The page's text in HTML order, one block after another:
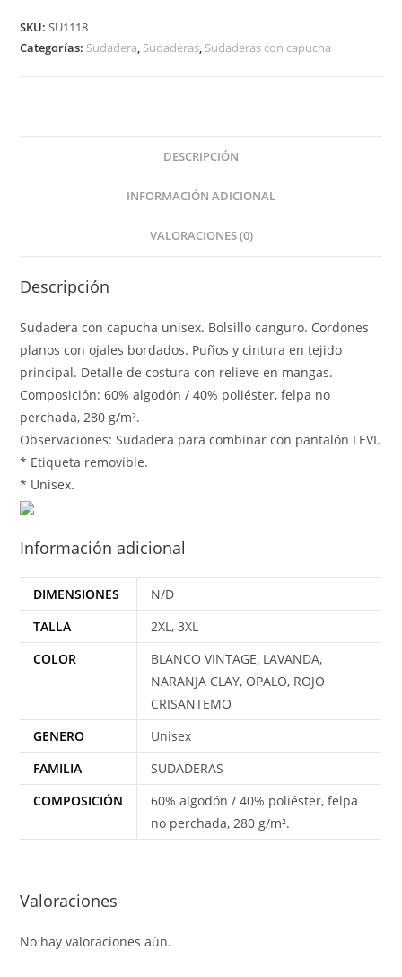
SKU:SU1118
Categorías: Sudadera Sudaderas Sudaderas con capucha
DESCRIPCIÓN
INFORMACIÓN ADICIONAL
VALORACIONES (0)
Descripción
Sudadera con capucha unisex. Bolsillo canguro. Cordones
planos con ojales bordados. Puños y cintura en tejido
principal. Detalle de costura con relieve en mangas.
Composición: 60% algodón / 40% poliéster, felpa no
perchada, 280 g/m².
Observaciones: Sudadera para combinar con pantalón LEVI.
* Etiqueta removible.
* Unisex.
Información adicional
DIMENSIONES
N/D
TALLA
2XL, 3XL
COLOR
BLANCO VINTAGE, LAVANDA,
NARANJA CLAY, OPALO, ROJO
CRISANTEMO
GENERO
Unisex
FAMILIA
SUDADERAS
COMPOSICIÓN
60% algodón / 40% poliéster, felpa
no perchada, 280 g/m².
Valoraciones
No hay valoraciones aún.